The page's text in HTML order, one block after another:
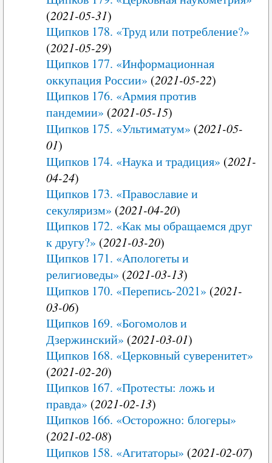
(2021-05-31)
Щипков 178. «Труд или потребление?»
(2021-05-29)
Щипков 177. «Информационная
оккупация России» (2021-05-22)
Щипков 176. «Армия против
пандемии» (2021-05-15)
Щипков 175. «Ультиматум» (2021-05-
01)
Щипков 174. «Наука и традиция» (2021-
04-24)
Щипков 173. «Православие и
секуляризм» (2021-04-20)
Щипков 172. «Как мы обращаемся друг
к другу?» (2021-03-20)
Щипков 171. «Апологеты и
религиоведы» (2021-03-13)
Щипков 170. «Перепись-2021» (2021-
03-06)
Щипков 169. «Богомолов и
Дзержинский» (2021-03-01)
Щипков 168. «Церковный суверенитет»
(2021-02-20)
Щипков 167. «Протесты: ложь и
правда» (2021-02-13)
Щипков 166. «Осторожно: блогеры»
(2021-02-08)
Щипков 158. «Агитаторы» (2021-02-07)